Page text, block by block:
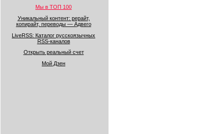
Мы в ТОП 100
Уникальный контент: рерайт,
копирайт, переводы — Адвего
LiveRSS: Каталог русскоязычных
RSS-каналов
Открыть реальный счет
Мой Дзен